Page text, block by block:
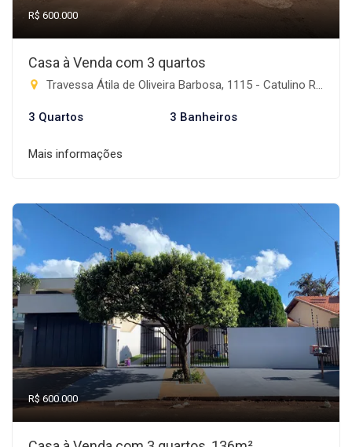
R$ 600.000
Casa à Venda com 3 quartos
Travessa Átila de Oliveira Barbosa, 1115 - Catulino Rodrigues de Lima, Rio Brilhante-MS
3 Quartos 3 Banheiros
Mais informações
R$ 600.000